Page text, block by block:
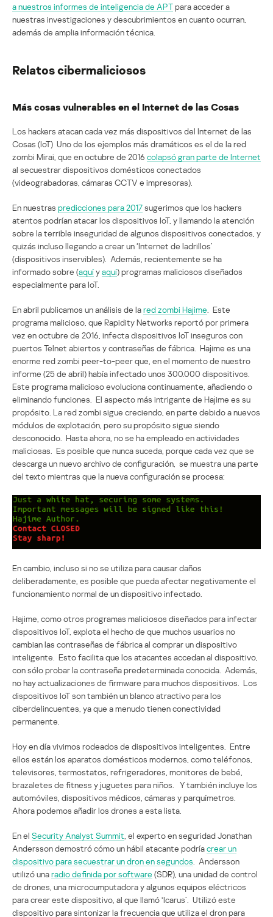
a nuestros informes de inteligencia de APTpara acceder a
nuestras investigaciones y descubrimientos en cuanto ocurran,
además de amplia información técnica.
Relatos cibermaliciosos
Más cosas vulnerables en el Internet de las Cosas
Los hackers atacan cada vez más dispositivos del Internet de las
Cosas (IoT) Uno de los ejemplos más dramáticos es el de la red
zombi Mirai, que en octubre de 2016 colapsó gran parte de Internet
al secuestrar dispositivos domésticos conectados
(videograbadoras, cámaras CCTV e impresoras).
En nuestras predicciones para 2017sugerimos que los hackers
atentos podrían atacar los dispositivos IoT, y llamando la atención
sobre la terrible inseguridad de algunos dispositivos conectados, y
quizás incluso llegando a crear un ‘Internet de ladrillos’
(dispositivos inservibles). Además, recientemente se ha
informado sobre (aquíyaquí) programas maliciosos diseñados
especialmente para IoT.
En abril publicamos un análisis de lared zombi Hajime . Este
programa malicioso, que Rapidity Networks reportó por primera
vez en octubre de 2016, infecta dispositivos IoT inseguros con
puertos Telnet abiertos y contraseñas de fábrica. Hajime es una
enorme red zombi peer-to-peer que, en el momento de nuestro
informe (25 de abril) había infectado unos 300.000 dispositivos.
Este programa malicioso evoluciona continuamente, añadiendo o
eliminando funciones. El aspecto más intrigante de Hajime es su
propósito. La red zombi sigue creciendo, en parte debido a nuevos
módulos de explotación, pero su propósito sigue siendo
desconocido. Hasta ahora, no se ha empleado en actividades
maliciosas. Es posible que nunca suceda, porque cada vez que se
descarga un nuevo archivo de configuración, se muestra una parte
del texto mientras que la nueva configuración se procesa:
En cambio, incluso si no se utiliza para causar daños
deliberadamente, es posible que pueda afectar negativamente el
funcionamiento normal de un dispositivo infectado.
Hajime, como otros programas maliciosos diseñados para infectar
dispositivos IoT, explota el hecho de que muchos usuarios no
cambian las contraseñas de fábrica al comprar un dispositivo
inteligente. Esto facilita que los atacantes accedan al dispositivo,
con sólo probar la contraseña predeterminada conocida. Además,
no hay actualizaciones de firmware para muchos dispositivos. Los
dispositivos IoT son también un blanco atractivo para los
ciberdelincuentes, ya que a menudo tienen conectividad
permanente.
Hoy en día vivimos rodeados de dispositivos inteligentes. Entre
ellos están los aparatos domésticos modernos, como teléfonos,
televisores, termostatos, refrigeradores, monitores de bebé,
brazaletes de fitness y juguetes para niños. Y también incluye los
automóviles, dispositivos médicos, cámaras y parquímetros.
Ahora podemos añadir los drones a esta lista.
En el Security Analyst Summit , el experto en seguridad Jonathan
Andersson demostró cómo un hábil atacante podríacrear un
dispositivo para secuestrar un dron en segundos . Andersson
utilizó unaradio definida por software (SDR), una unidad de control
de drones, una microcumputadora y algunos equipos eléctricos
para crear este dispositivo, al que llamó ‘Icarus’. Utilizó este
dispositivo para sintonizar la frecuencia que utiliza el dron para